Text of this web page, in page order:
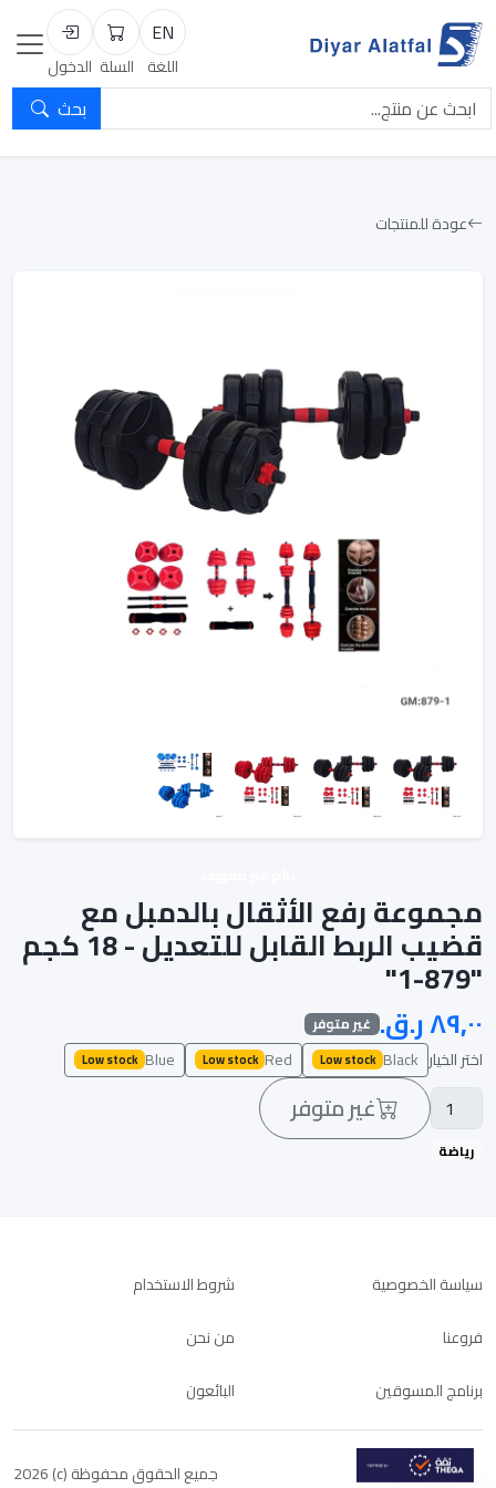
EN
اللغة
السلة
السلة
تسجيل
الدخول
بحث
عودة للمنتجات
مجموعة رفع الأثقال بالدمبل مع
قضيب الربط القابل للتعديل - 18 كجم
"879-1"
غير متوفر
اختر الخيار Black
Low stock
Red
Low stock
Blue
Low stock
غير متوفر
رياضة
سياسة الخصوصية
شروط الاستخدام
فروعنا
من نحن
برنامج المسوقين
البائعون
جميع الحقوق محفوظة (c) 2026